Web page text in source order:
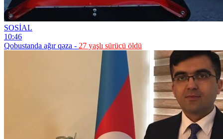
SOSİAL
10:46
Qobustanda ağır qəza - 27 yaşlı sürücü öldü